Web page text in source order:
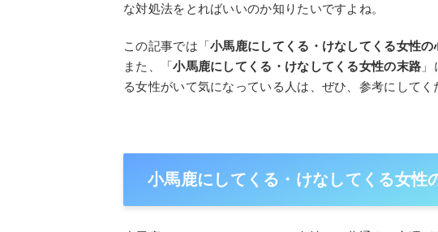
な対処法をとればいいのか知りたいですよね。
この記事では「小馬鹿にしてくる・けなしてくる女性
また、「小馬鹿にしてくる・けなしてくる女性の末路
る女性がいて気になっている人は、ぜひ、参考にしてく
小馬鹿にしてくる・けなしてくる女性